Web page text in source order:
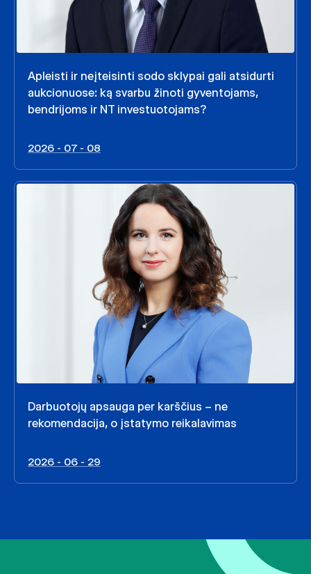
Apleisti ir neįteisinti sodo sklypai gali atsidurti
aukcionuose: ką svarbu žinoti gyventojams,
bendrijoms ir NT investuotojams?
2026 - 07 - 08
Darbuotojų apsauga per karščius – ne
rekomendacija, o įstatymo reikalavimas
2026 - 06 - 29